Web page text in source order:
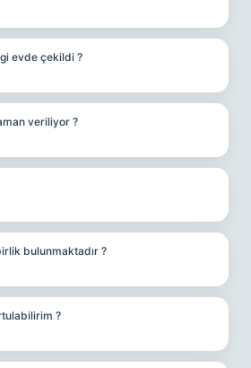
evde çekildi ?
veriliyor ?
bulunmaktadır ?
?